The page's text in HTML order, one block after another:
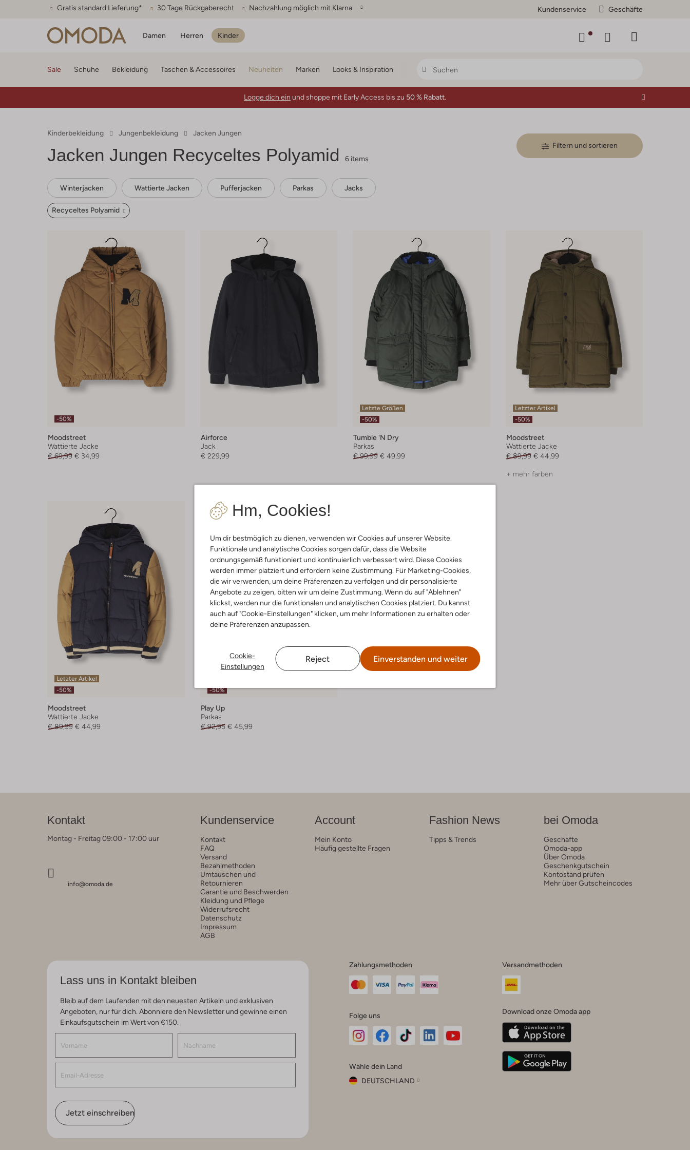
Gratis standard Lieferung* 30 Tage Rückgaberecht Nachzahlung möglich mit Klarna Kundenservice Geschäfte
Damen Herren Kinder
Hm, Cookies!
Um dir bestmöglich zu dienen, verwenden wir Cookies auf unserer Website.
Funktionale und analytische Cookies sorgen dafür, dass die Website
ordnungsgemäß funktioniert und kontinuierlich verbessert wird. Diese Cookies
werden immer platziert und erfordern keine Zustimmung. Für Marketing-Cookies,
die wir verwenden, um deine Präferenzen zu verfolgen und dir personalisierte
Angebote zu zeigen, bitten wir um deine Zustimmung. Wenn du auf "Ablehnen"
klickst, werden nur die funktionalen und analytischen Cookies platziert. Du kannst
auch auf "Cookie-Einstellungen" klicken, um mehr Informationen zu erhalten oder
deine Präferenzen anzupassen.
Cookie-
Einstellungen
Reject Einverstanden und weiter
Sale Schuhe Bekleidung Taschen & Accessoires Neuheiten Marken Looks & Inspiration
Logge dich ein und shoppe mit Early Access bis zu 50 % Rabatt.
Kinderbekleidung Jungenbekleidung Jacken Jungen
Jacken Jungen Recyceltes Polyamid 6 items
Filtern und sortieren
Winterjacken Wattierte Jacken Pufferjacken Parkas Jacks
Recyceltes Polyamid
-50%
Moodstreet
Wattierte Jacke
€ 69,99 € 34,99
Airforce
Jack
€ 229,99
Letzte Größen
-50%
Tumble 'n Dry
Parkas
€ 99,99 € 49,99
Letzter Artikel
-50%
Moodstreet
Wattierte Jacke
€ 89,99 € 44,99
+ mehr farben
Letzter Artikel
-50%
Moodstreet
Wattierte Jacke
€ 89,99 € 44,99
-50%
Play Up
Parkas
€ 92,95 € 45,99
Kontakt
Montag - Freitag 09:00 - 17:00 uur
info@omoda.de
Kundenservice
Kontakt
FAQ
Versand
Bezahlmethoden
Umtauschen und
Retournieren
Garantie und Beschwerden
Kleidung und Pflege
Widerrufsrecht
Datenschutz
Impressum
AGB
Account
Mein Konto
Häufig gestellte Fragen
Fashion News
Tipps & Trends
bei Omoda
Geschäfte
Omoda-app
Über Omoda
Geschenkgutschein
Kontostand prüfen
Mehr über Gutscheincodes
Lass uns in Kontakt bleiben
Bleib auf dem Laufenden mit den neuesten Artikeln und exklusiven
Angeboten, nur für dich. Abonniere den Newsletter und gewinne einen
Einkaufsgutschein im Wert von €150.
Jetzt einschreiben
Zahlungsmethoden
Folge uns
Instagram
Facebook
TikTok
Wähle dein Land
DEUTSCHLAND
Versandmethoden
Download onze Omoda app